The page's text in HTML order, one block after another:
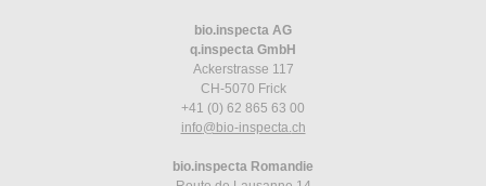
bio.inspecta AG
q.inspecta GmbH
Ackerstrasse 117
CH-5070 Frick
+41 (0) 62 865 63 00
info@bio-inspecta.ch
bio.inspecta Romandie